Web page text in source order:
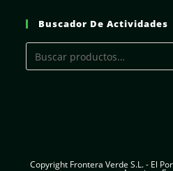
Buscador De Actividades
Copyright Frontera Verde S.L. - El